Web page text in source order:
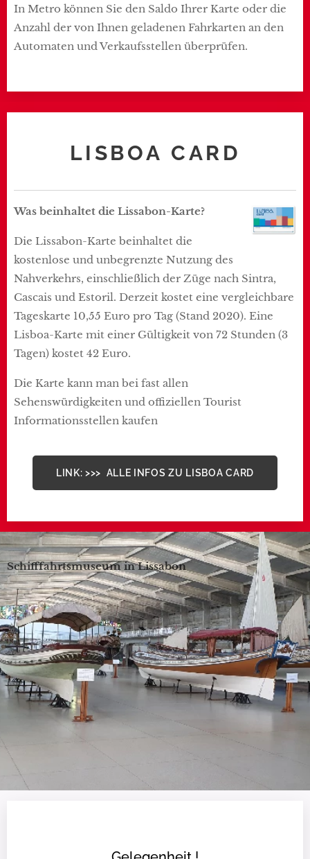
In Metro können Sie den Saldo Ihrer Karte oder die
Anzahl der von Ihnen geladenen Fahrkarten an den
Automaten und Verkaufsstellen überprüfen.
LISBOA CARD
Was beinhaltet die Lissabon-Karte?
Die Lissabon-Karte beinhaltet die
kostenlose und unbegrenzte Nutzung des
Nahverkehrs, einschließlich der Züge nach Sintra,
Cascais und Estoril. Derzeit kostet eine vergleichbare
Tageskarte 10,55 Euro pro Tag (Stand 2020). Eine
Lisboa-Karte mit einer Gültigkeit von 72 Stunden (3
Tagen) kostet 42 Euro.
Die Karte kann man bei fast allen
Sehenswürdigkeiten und offiziellen Tourist
Informationsstellen kaufen
LINK: >>> ALLE INFOS ZU LISBOA CARD
Schifffahrtsmuseum in Lissabon